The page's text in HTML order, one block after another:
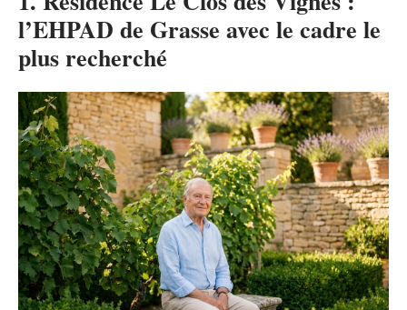
l’EHPAD de Grasse avec le cadre le
plus recherché